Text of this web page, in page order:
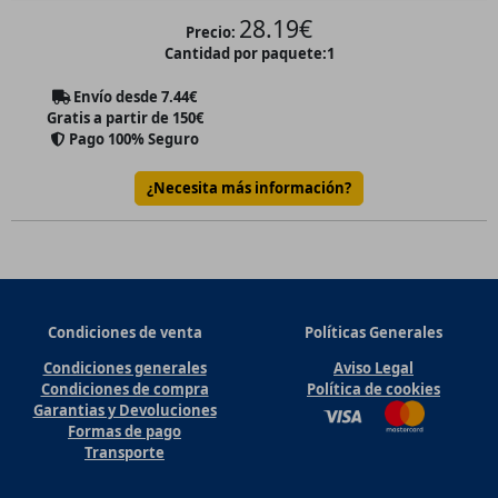
Precio: 28.19€
Cantidad por paquete:1
Envío desde 7.44€
Gratis a partir de 150€
Pago 100% Seguro
¿Necesita más información?
Condiciones de venta
Condiciones generales
Condiciones de compra
Garantias y Devoluciones
Formas de pago
Transporte
Políticas Generales
Aviso Legal
Política de cookies